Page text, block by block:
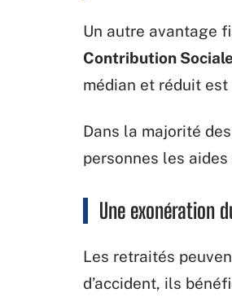
Un autre avantage
Contribution
médian et réduit
Dans la majorité
personnes les
Une exonération
Les retraités
d’accident, ils